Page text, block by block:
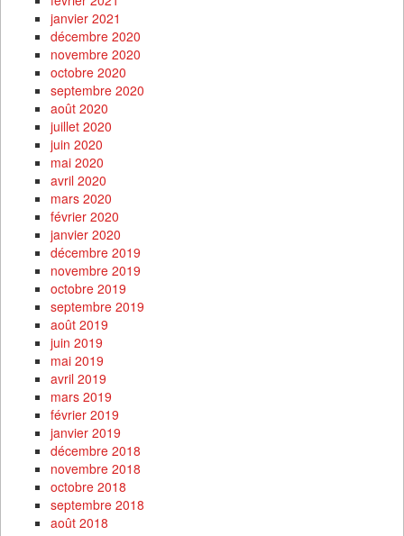
janvier 2021
décembre 2020
novembre 2020
octobre 2020
septembre 2020
août 2020
juillet 2020
juin 2020
mai 2020
avril 2020
mars 2020
février 2020
janvier 2020
décembre 2019
novembre 2019
octobre 2019
septembre 2019
août 2019
juin 2019
mai 2019
avril 2019
mars 2019
février 2019
janvier 2019
décembre 2018
novembre 2018
octobre 2018
septembre 2018
août 2018